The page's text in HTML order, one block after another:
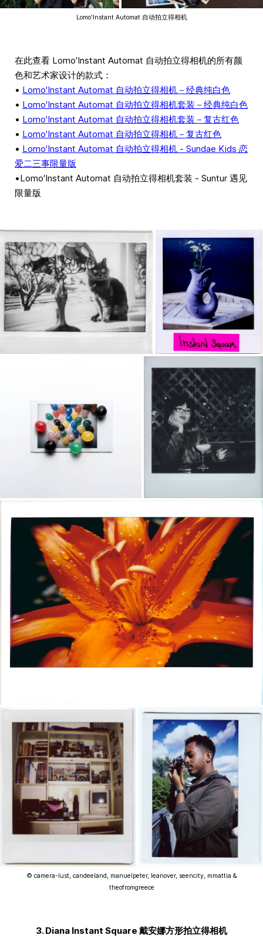
Lomo'Instant Automat 自动拍立得相机
在此查看 Lomo'Instant Automat 自动拍立得相机的所有颜
色和艺术家设计的款式：
• Lomo'Instant Automat 自动拍立得相机－经典纯白色
• Lomo'Instant Automat 自动拍立得相机套装－经典纯白色
• Lomo'Instant Automat 自动拍立得相机套装－复古红色
• Lomo'Instant Automat 自动拍立得相机－复古红色
• Lomo'Instant Automat 自动拍立得相机 - Sundae Kids 恋
爱二三事限量版
•Lomo'Instant Automat 自动拍立得相机套装 - Suntur 遇见
限量版
© camera-lust, candeeland, manuelpeter, leanover, seencity, mmattia &
theofromgreece
3. Diana Instant Square 戴安娜方形拍立得相机